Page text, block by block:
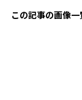
この記事の画像一